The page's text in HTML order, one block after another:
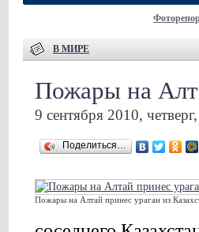
В МИРЕ
Пожары на
9 сентября 2010,
Поделиться…
Пожары на Алтай принес урaган из